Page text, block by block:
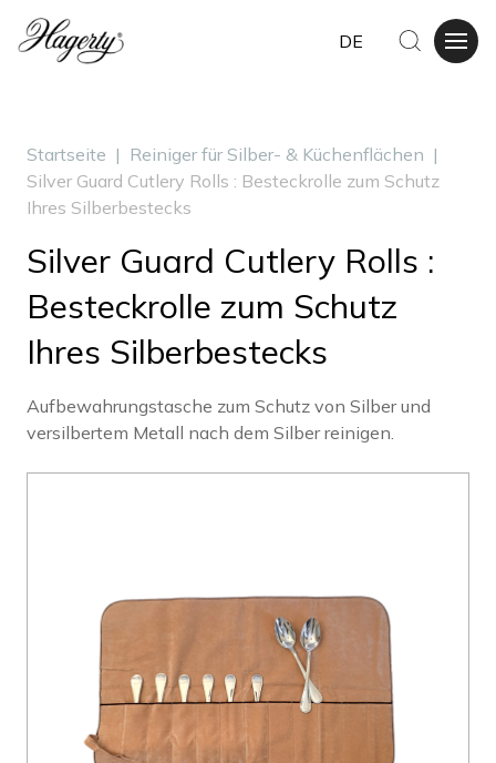
DE
Startseite | Reiniger für Silber- & Küchenflächen |
Silver Guard Cutlery Rolls : Besteckrolle zum Schutz
Ihres Silberbestecks
Silver Guard Cutlery Rolls :
Besteckrolle zum Schutz
Ihres Silberbestecks
Aufbewahrungstasche zum Schutz von Silber und
versilbertem Metall nach dem Silber reinigen.